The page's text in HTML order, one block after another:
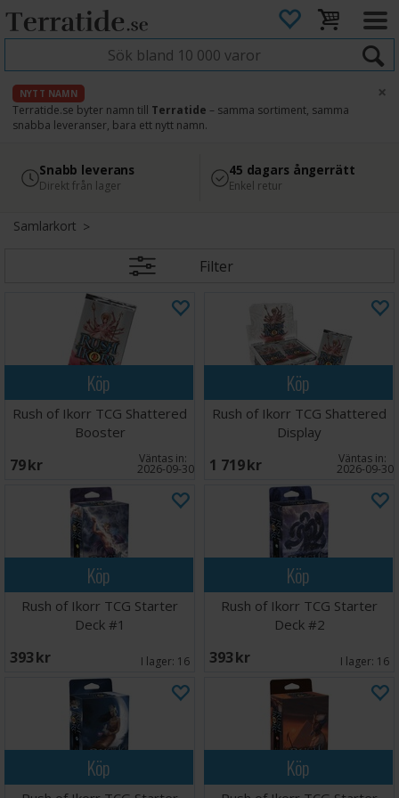
NYTT NAMN
Terratide.se byter namn till Terratide – samma sortiment, samma
snabba leveranser, bara ett nytt namn.
×
4.8
Läs omdömen på Google
Säker betalning
med Svea
Snabb leverans
Direkt från lager
45 dagars ångerrätt
Enkel retur
Samlarkort
Filter
Köp
Rush of Ikorr TCG Shattered
Booster
79 SEK Väntas in:
2026-09-30
Köp
Rush of Ikorr TCG Shattered
Display
1 719 SEK Väntas in:
2026-09-30
Köp
Rush of Ikorr TCG Starter
Deck #1
393 SEK I lager: 16
Köp
Rush of Ikorr TCG Starter
Deck #2
393 SEK I lager: 16
Köp Köp